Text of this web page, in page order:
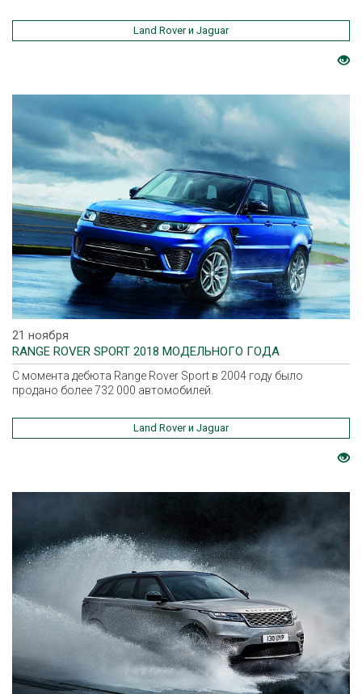
Land Rover и Jaguar
21 ноября
RANGE ROVER SPORT 2018 МОДЕЛЬНОГО ГОДА
С момента дебюта Range Rover Sport в 2004 году было
продано более 732 000 автомобилей.
Land Rover и Jaguar